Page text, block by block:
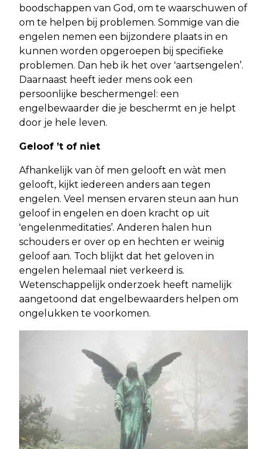
boodschappen van God, om te waarschuwen of
om te helpen bij problemen. Sommige van die
engelen nemen een bijzondere plaats in en
kunnen worden opgeroepen bij specifieke
problemen. Dan heb ik het over 'aartsengelen’.
Daarnaast heeft ieder mens ook een
persoonlijke beschermengel: een
engelbewaarder die je beschermt en je helpt
door je hele leven.
Geloof ’t of niet
Afhankelijk van òf men gelooft en wàt men
gelooft, kijkt iedereen anders aan tegen
engelen. Veel mensen ervaren steun aan hun
geloof in engelen en doen kracht op uit
'engelenmeditaties’. Anderen halen hun
schouders er over op en hechten er weinig
geloof aan. Toch blijkt dat het geloven in
engelen helemaal niet verkeerd is.
Wetenschappelijk onderzoek heeft namelijk
aangetoond dat engelbewaarders helpen om
ongelukken te voorkomen.